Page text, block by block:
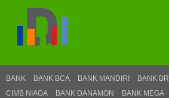
BANK BANK BCA BANK MANDIRI BANK BRI
CIMB NIAGA
BANK DANAMON BANK MEGA